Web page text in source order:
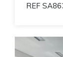
REF